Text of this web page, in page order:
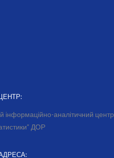
інформаційно-аналітичний центр
ДОР